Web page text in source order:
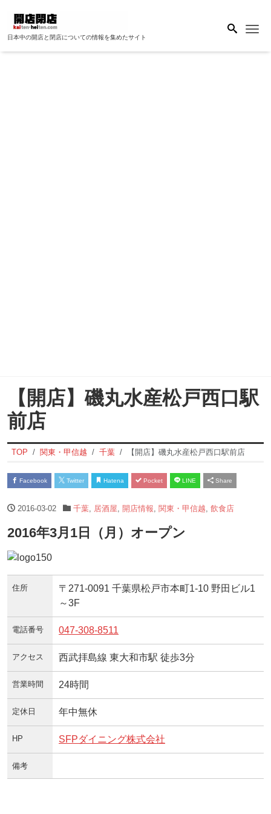
日本中の開店と閉店についての情報を集めたサイト
【開店】磯丸水産松戸西口駅
前店
TOP 関東・甲信越 千葉 【開店】磯丸水産松戸西口駅前店
Facebook Twitter Hatena Pocket LINE Share
2016-03-02 千葉, 居酒屋 開店情報 関東・甲信越 飲食店
2016年3月1日（月）オープン
住所
〒271-0091 千葉県松戸市本町1-10 野田ビル1
～3F
電話番号 047-308-8511
アクセス 西武拝島線 東大和市駅 徒歩3分
営業時間 24時間
定休日 年中無休
HP SFPダイニング株式会社
備考